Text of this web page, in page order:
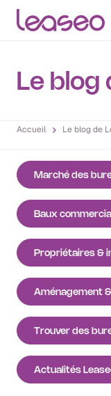
Le blog
Accueil Le blog de
Marché des
Baux
Propriétaires &
Aménagement
Trouver des
Actualités